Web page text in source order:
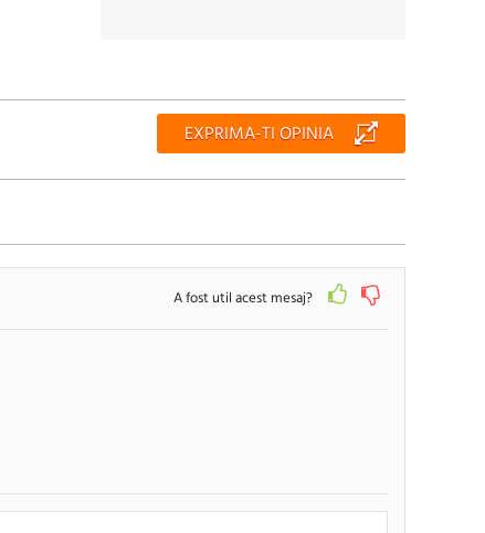
EXPRIMA-TI OPINIA
A fost util acest mesaj?